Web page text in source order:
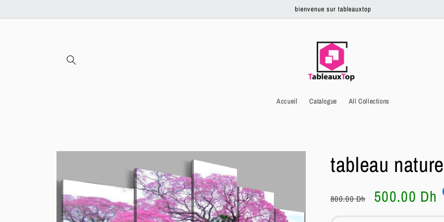
contenu
bienvenue sur tableauxtop
Accueil Catalogue All Collections
Passer aux
tableau nature
Prix
habituel
800.00 Dh
Prix
soldé
500.00 Dh